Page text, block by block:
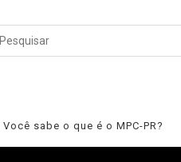
Você sabe o que é o MPC-PR?